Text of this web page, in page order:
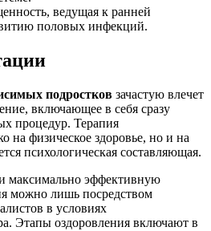
ведущая к ранней
половых инфекций.
подростков зачастую влечет
включающее в себя сразу
процедур. Терапия
на физическое здоровье, но и на
психологическая составляющая.
максимально эффективную
можно лишь посредством
в условиях
Этапы оздоровления включают в